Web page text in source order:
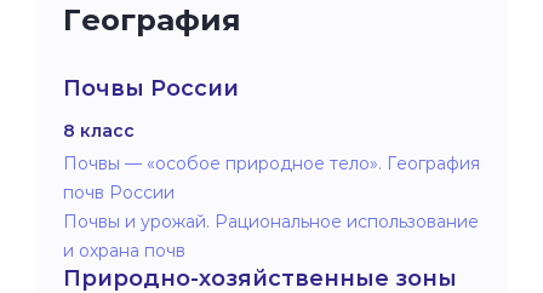
География
Почвы России
8 класс
Почвы — «особое природное тело». География
почв России
Почвы и урожай. Рациональное использование
и охрана почв
Природно-хозяйственные зоны